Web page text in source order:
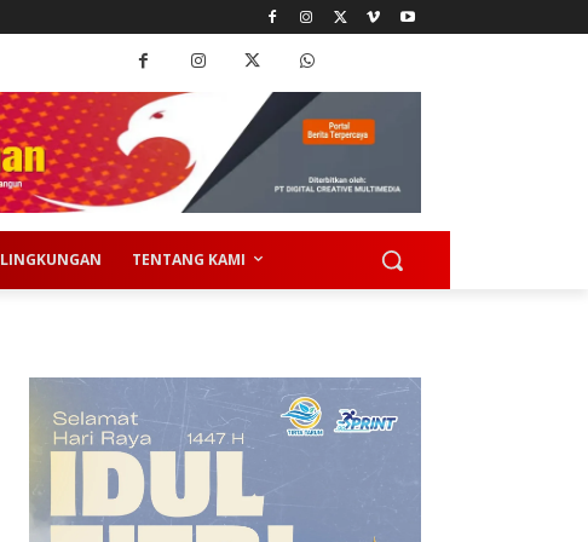
LINGKUNGAN TENTANG KAMI